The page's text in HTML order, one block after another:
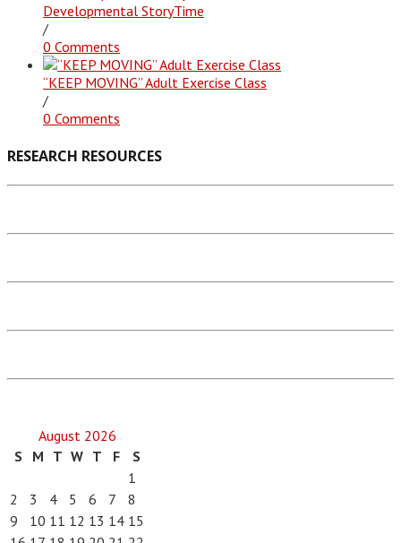
Developmental StoryTime
/
0 Comments
“KEEP MOVING” Adult Exercise Class
/
0 Comments
RESEARCH RESOURCES
August 2026
S
M T W T F
S
1
2
3 4 5 6 7
8
9
10 11 12 13 14 15